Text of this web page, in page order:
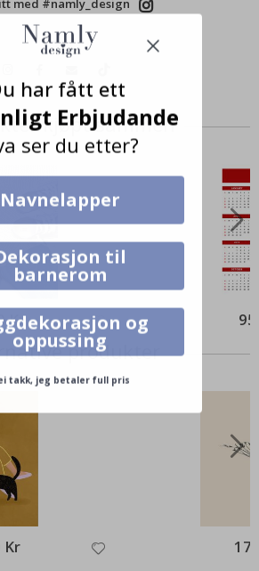
med #namly_design
kjøpt sammen
Kr
produkter
Kr
har fått ett
Erbjudande
ser du etter?
Navnelapper
til
barnerom
og
oppussing
takk, jeg betaler full pris